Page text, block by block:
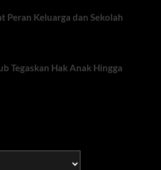
Peran Keluarga dan Sekolah
Tegaskan Hak Anak Hingga